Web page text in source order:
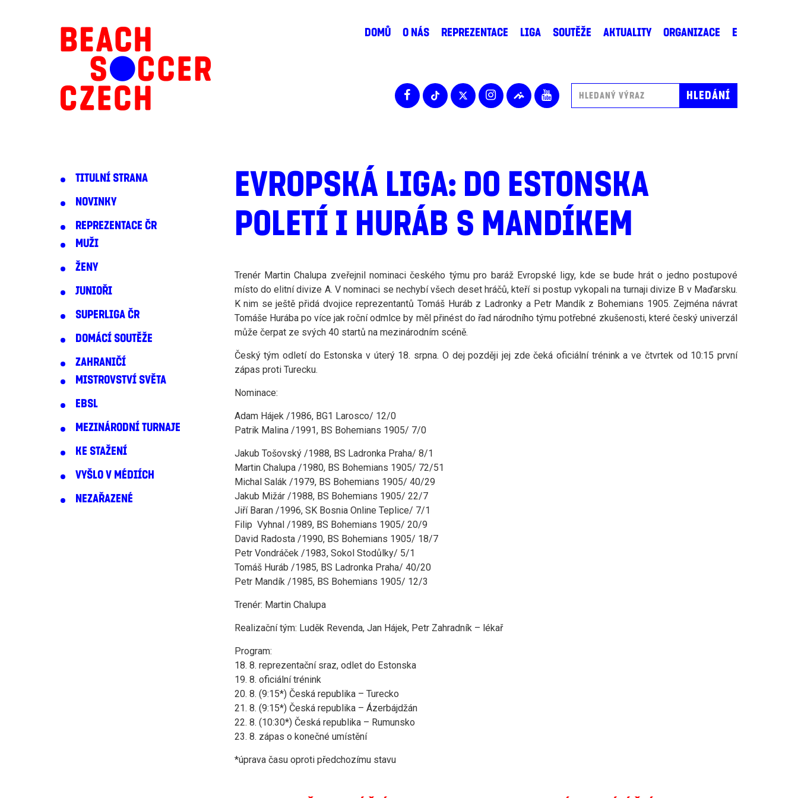
DOMŮ O NÁS REPREZENTACE LIGA SOUTĚŽE AKTUALITY ORGANIZACE E
TITULNÍ STRANA
NOVINKY
REPREZENTACE ČR
MUŽI
ŽENY
JUNIOŘI
SUPERLIGA ČR
DOMÁCÍ SOUTĚŽE
ZAHRANIČÍ
MISTROVSTVÍ SVĚTA
EBSL
MEZINÁRODNÍ TURNAJE
KE STAŽENÍ
VYŠLO V MÉDIÍCH
NEZAŘAZENÉ
EVROPSKÁ LIGA: DO ESTONSKA
POLETÍ I HURÁB S MANDÍKEM
Trenér Martin Chalupa zveřejnil nominaci českého týmu pro baráž Evropské ligy, kde se bude hrát o jedno postupové
místo do elitní divize A. V nominaci se nechybí všech deset hráčů, kteří si postup vykopali na turnaji divize B v Maďarsku.
K nim se ještě přidá dvojice reprezentantů Tomáš Huráb z Ladronky a Petr Mandík z Bohemians 1905. Zejména návrat
Tomáše Hurába po více jak roční odmlce by měl přinést do řad národního týmu potřebné zkušenosti, které český univerzál
může čerpat ze svých 40 startů na mezinárodním scéně.
Český tým odletí do Estonska v úterý 18. srpna. O dej později jej zde čeká oficiální trénink a ve čtvrtek od 10:15 první
zápas proti Turecku.
Nominace:
Adam Hájek /1986, BG1 Larosco/ 12/0
Patrik Malina /1991, BS Bohemians 1905/ 7/0
Jakub Tošovský /1988, BS Ladronka Praha/ 8/1
Martin Chalupa /1980, BS Bohemians 1905/ 72/51
Michal Salák /1979, BS Bohemians 1905/ 40/29
Jakub Mižár /1988, BS Bohemians 1905/ 22/7
Jiří Baran /1996, SK Bosnia Online Teplice/ 7/1
Filip Vyhnal /1989, BS Bohemians 1905/ 20/9
David Radosta /1990, BS Bohemians 1905/ 18/7
Petr Vondráček /1983, Sokol Stodůlky/ 5/1
Tomáš Huráb /1985, BS Ladronka Praha/ 40/20
Petr Mandík /1985, BS Bohemians 1905/ 12/3
Trenér: Martin Chalupa
​Realizační tým: Luděk Revenda, Jan Hájek, Petr Zahradník – lékař
Program:
18. 8. reprezentační sraz, odlet do Estonska
19. 8. oficiální trénink
20. 8. (9:15*) Česká republika – Turecko
21. 8. (9:15*) Česká republika – Ázerbájdžán
22. 8. (10:30*) Česká republika – Rumunsko
23. 8. zápas o konečné umístění
*úprava času oproti předchozímu stavu